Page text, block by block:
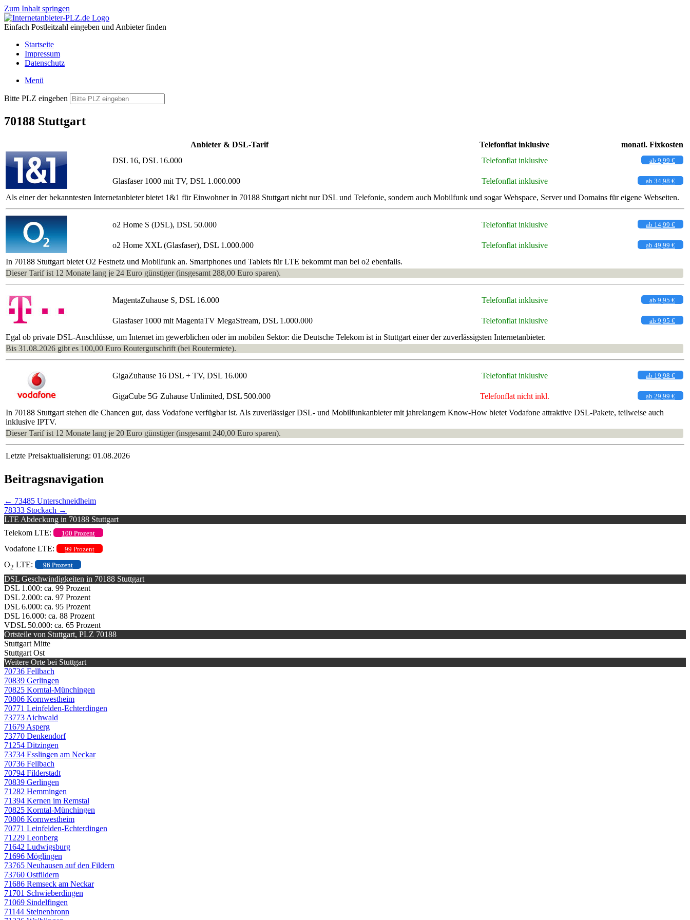
Zum Inhalt springen
Einfach Postleitzahl eingeben und Anbieter finden
Startseite
Impressum
Datenschutz
Menü
Bitte PLZ eingeben
70188 Stuttgart
Anbieter & DSL-Tarif Telefonflat inklusive
monatl. Fixkosten
DSL 16, DSL 16.000
Telefonflat inklusive ab 9,99 €
Glasfaser 1000 mit TV, DSL 1.000.000 Telefonflat inklusive ab 34,98 €
Als einer der bekanntesten Internetanbieter bietet 1&1 für Einwohner in 70188 Stuttgart nicht nur DSL und Telefonie, sondern auch Mobilfunk und sogar Webspace, Server und Domains für eigene Webseiten.
o2 Home S (DSL), DSL 50.000 Telefonflat inklusive ab 14,99 €
o2 Home XXL (Glasfaser), DSL 1.000.000 Telefonflat inklusive ab 49,99 €
In 70188 Stuttgart bietet O2 Festnetz und Mobilfunk an. Smartphones und Tablets für LTE bekommt man bei o2 ebenfalls.
Dieser Tarif ist 12 Monate lang je 24 Euro günstiger (insgesamt 288,00 Euro sparen).
MagentaZuhause S, DSL 16.000 Telefonflat inklusive ab 9,95 €
Glasfaser 1000 mit MagentaTV MegaStream, DSL 1.000.000 Telefonflat inklusive ab 9,95 €
Egal ob private DSL-Anschlüsse, um Internet im gewerblichen oder im mobilen Sektor: die Deutsche Telekom ist in Stuttgart einer der zuverlässigsten Internetanbieter.
Bis 31.08.2026 gibt es 100,00 Euro Routergutschrift (bei Routermiete).
GigaZuhause 16 DSL + TV, DSL 16.000 Telefonflat inklusive ab 19,98 €
GigaCube 5G Zuhause Unlimited, DSL 500.000 Telefonflat nicht inkl. ab 29,99 €
In 70188 Stuttgart stehen die Chancen gut, dass Vodafone verfügbar ist. Als zuverlässiger DSL- und Mobilfunkanbieter mit jahrelangem Know-How bietet Vodafone attraktive DSL-Pakete, teilweise auch
inklusive IPTV.
Dieser Tarif ist 12 Monate lang je 20 Euro günstiger (insgesamt 240,00 Euro sparen).
Letzte Preisaktualisierung: 01.08.2026
Beitragsnavigation
← 73485 Unterschneidheim
78333 Stockach →
LTE Abdeckung in 70188 Stuttgart
Telekom LTE:
100 Prozent
Vodafone LTE: 99 Prozent
O2 LTE: 96 Prozent
DSL Geschwindigkeiten in 70188 Stuttgart
DSL 1.000: ca. 99 Prozent
DSL 2.000: ca. 97 Prozent
DSL 6.000: ca. 95 Prozent
DSL 16.000: ca. 88 Prozent
VDSL 50.000: ca. 65 Prozent
Ortsteile von Stuttgart, PLZ 70188
Stuttgart Mitte
Stuttgart Ost
Weitere Orte bei Stuttgart
70736 Fellbach
70839 Gerlingen
70825 Korntal-Münchingen
70806 Kornwestheim
70771 Leinfelden-Echterdingen
73773 Aichwald
71679 Asperg
73770 Denkendorf
71254 Ditzingen
73734 Esslingen am Neckar
70736 Fellbach
70794 Filderstadt
70839 Gerlingen
71282 Hemmingen
71394 Kernen im Remstal
70825 Korntal-Münchingen
70806 Kornwestheim
70771 Leinfelden-Echterdingen
71229 Leonberg
71642 Ludwigsburg
71696 Möglingen
73765 Neuhausen auf den Fildern
73760 Ostfildern
71686 Remseck am Neckar
71701 Schwieberdingen
71069 Sindelfingen
71144 Steinenbronn